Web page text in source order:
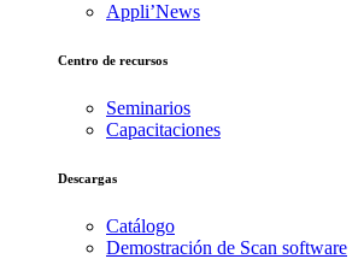
Appli’News
Centro de recursos
Seminarios
Capacitaciones
Descargas
Catálogo
Demostración de Scan software